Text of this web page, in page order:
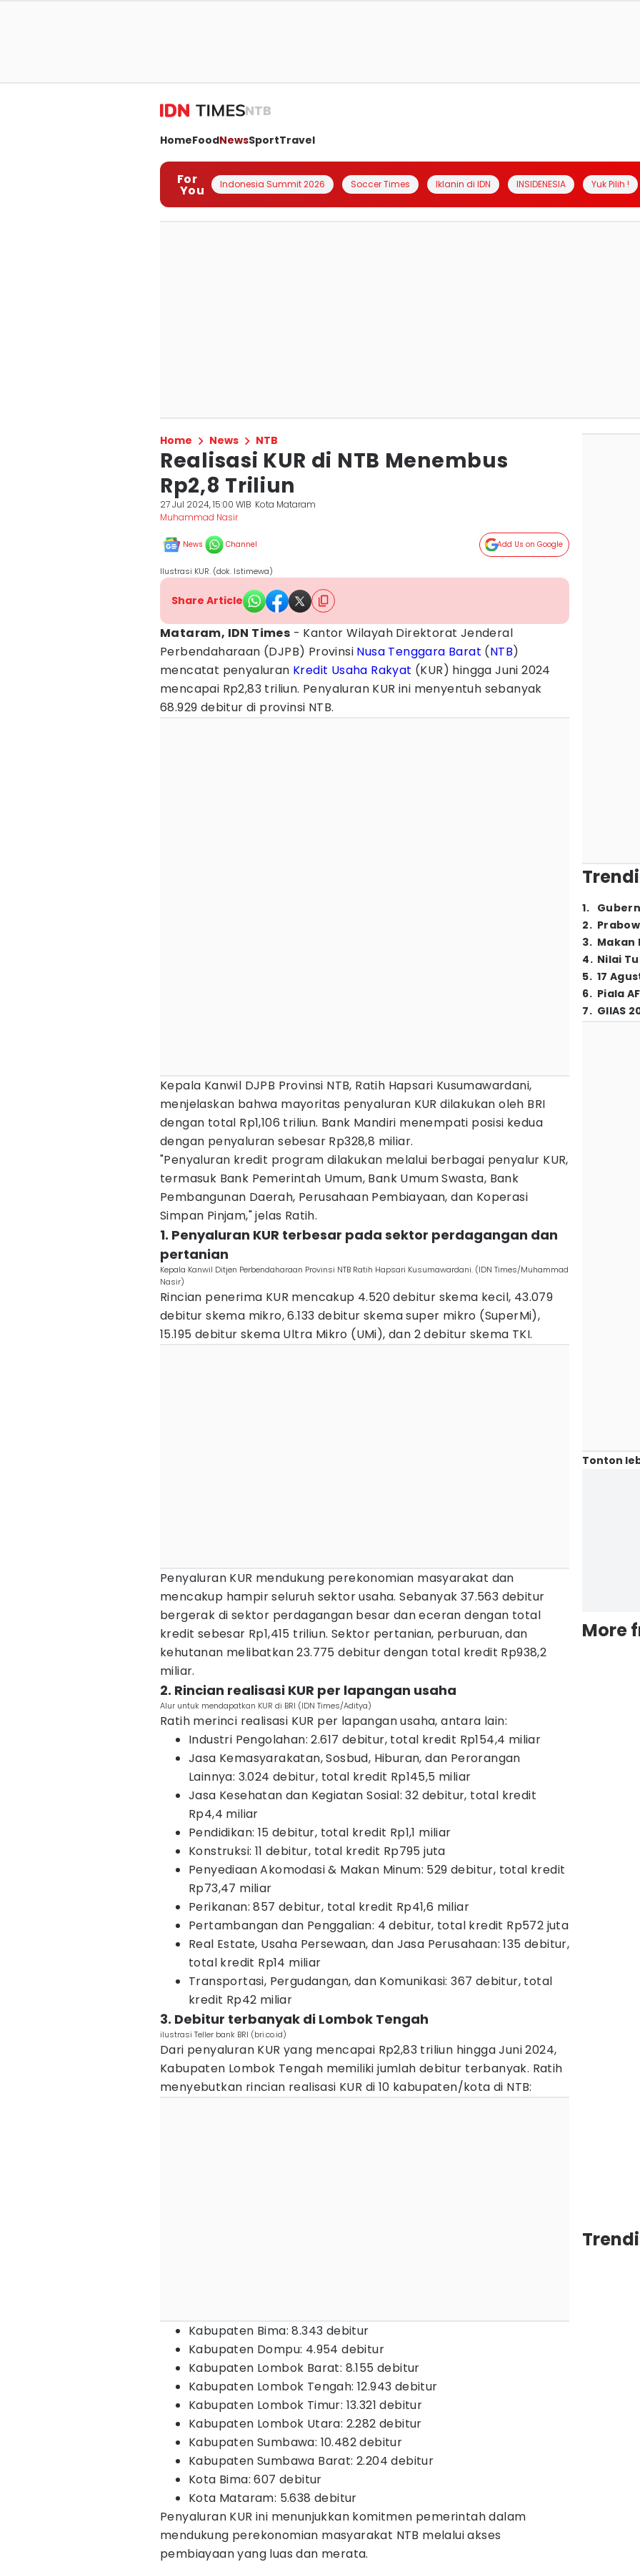
NTB
HomeFoodNewsSportTravel
For
You Indonesia Summit 2026 Soccer Times Iklanin di IDN INSIDENESIA Yuk Pilih !
Home News NTB
Realisasi KUR di NTB Menembus
Rp2,8 Triliun
27 Jul 2024, 15:00 WIB Kota Mataram
Muhammad Nasir
News Channel Add Us on Google
Ilustrasi KUR. (dok. Istimewa)
Share Article
Mataram, IDN Times - Kantor Wilayah Direktorat Jenderal
Perbendaharaan (DJPB) Provinsi Nusa Tenggara Barat (NTB)
mencatat penyaluran Kredit Usaha Rakyat (KUR) hingga Juni 2024
mencapai Rp2,83 triliun. Penyaluran KUR ini menyentuh sebanyak
68.929 debitur di provinsi NTB.
Kepala Kanwil DJPB Provinsi NTB, Ratih Hapsari Kusumawardani,
menjelaskan bahwa mayoritas penyaluran KUR dilakukan oleh BRI
dengan total Rp1,106 triliun. Bank Mandiri menempati posisi kedua
dengan penyaluran sebesar Rp328,8 miliar.
"Penyaluran kredit program dilakukan melalui berbagai penyalur KUR,
termasuk Bank Pemerintah Umum, Bank Umum Swasta, Bank
Pembangunan Daerah, Perusahaan Pembiayaan, dan Koperasi
Simpan Pinjam," jelas Ratih.
1. Penyaluran KUR terbesar pada sektor perdagangan dan
pertanian
Kepala Kanwil Ditjen Perbendaharaan Provinsi NTB Ratih Hapsari Kusumawardani. (IDN Times/Muhammad
Nasir)
Rincian penerima KUR mencakup 4.520 debitur skema kecil, 43.079
debitur skema mikro, 6.133 debitur skema super mikro (SuperMi),
15.195 debitur skema Ultra Mikro (UMi), dan 2 debitur skema TKI.
Penyaluran KUR mendukung perekonomian masyarakat dan
mencakup hampir seluruh sektor usaha. Sebanyak 37.563 debitur
bergerak di sektor perdagangan besar dan eceran dengan total
kredit sebesar Rp1,415 triliun. Sektor pertanian, perburuan, dan
kehutanan melibatkan 23.775 debitur dengan total kredit Rp938,2
miliar.
2. Rincian realisasi KUR per lapangan usaha
Alur untuk mendapatkan KUR di BRI (IDN Times/Aditya)
Ratih merinci realisasi KUR per lapangan usaha, antara lain:
Industri Pengolahan: 2.617 debitur, total kredit Rp154,4 miliar
Jasa Kemasyarakatan, Sosbud, Hiburan, dan Perorangan
Lainnya: 3.024 debitur, total kredit Rp145,5 miliar
Jasa Kesehatan dan Kegiatan Sosial: 32 debitur, total kredit
Rp4,4 miliar
Pendidikan: 15 debitur, total kredit Rp1,1 miliar
Konstruksi: 11 debitur, total kredit Rp795 juta
Penyediaan Akomodasi & Makan Minum: 529 debitur, total kredit
Rp73,47 miliar
Perikanan: 857 debitur, total kredit Rp41,6 miliar
Pertambangan dan Penggalian: 4 debitur, total kredit Rp572 juta
Real Estate, Usaha Persewaan, dan Jasa Perusahaan: 135 debitur,
total kredit Rp14 miliar
Transportasi, Pergudangan, dan Komunikasi: 367 debitur, total
kredit Rp42 miliar
3. Debitur terbanyak di Lombok Tengah
ilustrasi Teller bank BRI (bri.co.id)
Dari penyaluran KUR yang mencapai Rp2,83 triliun hingga Juni 2024,
Kabupaten Lombok Tengah memiliki jumlah debitur terbanyak. Ratih
menyebutkan rincian realisasi KUR di 10 kabupaten/kota di NTB:
Kabupaten Bima: 8.343 debitur
Kabupaten Dompu: 4.954 debitur
Kabupaten Lombok Barat: 8.155 debitur
Kabupaten Lombok Tengah: 12.943 debitur
Kabupaten Lombok Timur: 13.321 debitur
Kabupaten Lombok Utara: 2.282 debitur
Kabupaten Sumbawa: 10.482 debitur
Kabupaten Sumbawa Barat: 2.204 debitur
Kota Bima: 607 debitur
Kota Mataram: 5.638 debitur
Penyaluran KUR ini menunjukkan komitmen pemerintah dalam
mendukung perekonomian masyarakat NTB melalui akses
pembiayaan yang luas dan merata.
1.
2.
3. Makan
4. Nilai
5. 17
6. Piala
7. GIIAS
Tonton
More